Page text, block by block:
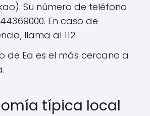
Su número de teléfono
En caso de
llama al 112.
de Ea es el más cercano a
típica local